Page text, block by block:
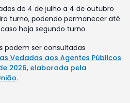
de 4 de julho a 4 de outubro
turno, podendo permanecer até
haja segundo turno.
podem ser consultadas
Vedadas aos Agentes Públicos
2026, elaborada pela
.